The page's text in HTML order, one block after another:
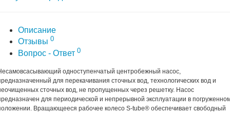
Описание
Отзывы 0
Вопрос - Ответ 0
одноступенчатый центробежный насос,
для перекачивания сточных вод, технологических вод и
сточных вод, не пропущенных через решетку. Насос
для периодической и непрерывной эксплуатации в
Вращающееся рабочее колесо S-tube® обеспечивает свободный